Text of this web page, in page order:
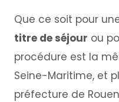
Que ce soit pour
titre de séjour ou
procédure est la
Seine-Maritime, et
préfecture de